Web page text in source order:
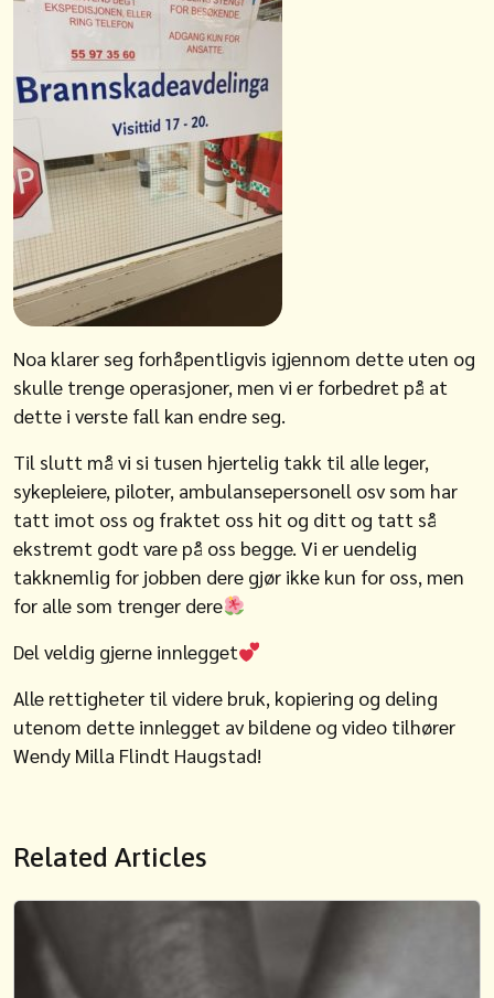
Noa klarer seg forhåpentligvis igjennom dette uten og
skulle trenge operasjoner, men vi er forbedret på at
dette i verste fall kan endre seg.
Til slutt må vi si tusen hjertelig takk til alle leger,
sykepleiere, piloter, ambulansepersonell osv som har
tatt imot oss og fraktet oss hit og ditt og tatt så
ekstremt godt vare på oss begge. Vi er uendelig
takknemlig for jobben dere gjør ikke kun for oss, men
for alle som trenger dere
Del veldig gjerne innlegget
Alle rettigheter til videre bruk, kopiering og deling
utenom dette innlegget av bildene og video tilhører
Wendy Milla Flindt Haugstad!
Related Articles